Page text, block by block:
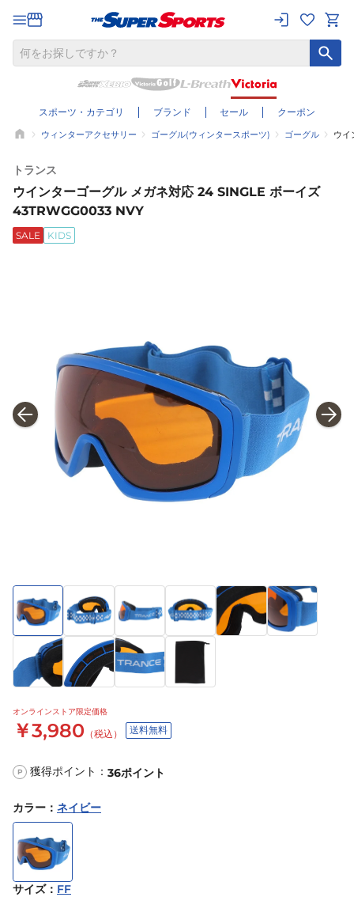
スポーツ・カテゴリ ブランド セール クーポン
ウィンターアクセサリー ゴーグル(ウィンタースポーツ) ゴーグル ウイ
トランス
ウインターゴーグル メガネ対応 24 SINGLE ボーイズ
43TRWGG0033 NVY
SALE KIDS
オンラインストア限定価格
￥3,980 （税込） 送料無料
P 獲得ポイント： 36ポイント
カラー ： ネイビー
サイズ： FF